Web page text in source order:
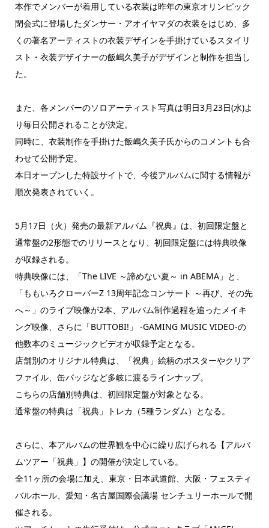
本作でメンバーが着用している衣装は昨年の東京オリンピック
閉会式に登場したダンサー・アオイヤマダの衣装をはじめ、多
くの著名アーティストの衣装デザインを手掛けているスタイリ
スト・衣装デザイナーの飯嶋久美子がデザインと制作を担当し
た。
また、各メンバーのソロアーティスト写真は明日3月23日(水)よ
り毎日公開されることが決定。
同時に、衣装制作を手掛けた飯嶋久美子氏からのコメントも合
わせて公開予定。
本日オープンした特設サイトで、今後アルバムに関する情報が
順次発表されていく。
5月17日（火）発売の最新アルバム『祝典』は、初回限定盤と
通常盤の2形態でのリリースとなり、初回限定盤には特典映像
が収録される。
特典映像には、「The LIVE ～諦めない夏～ in ABEMA」と、
「ももいろクローバーZ 13周年記念コンサート ～再び、その先
へ～」のライブ映像が2本、アルバム制作過程を追ったメイキ
ング映像、さらに「BUTTOBI!」 -GAMING MUSIC VIDEO-の
他数本のミュージックビデオが収録予定となる。
店舗別のオリジナル特典は、「祝典」絵柄のポスターやクリア
ファイル、缶バッジなど多岐に渡るラインナップ。
こちらの店舗別特典は、初回限定盤が対象となる。
通常盤の特典は「祝典」トレカ（5種ランダム）となる。
さらに、本アルバムの世界観を中心に繰り広げられる【アルバ
ムツアー「祝典」】の開催が決定している。
全11ヶ所の会場に加え、東京・日本武道館、大阪・フェスティ
バルホール、愛知・名古屋国際会議場 センチュリーホールで開
催される。